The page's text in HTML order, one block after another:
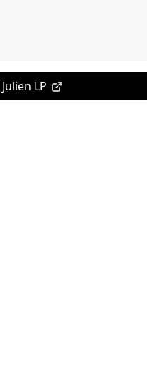
Julien LP